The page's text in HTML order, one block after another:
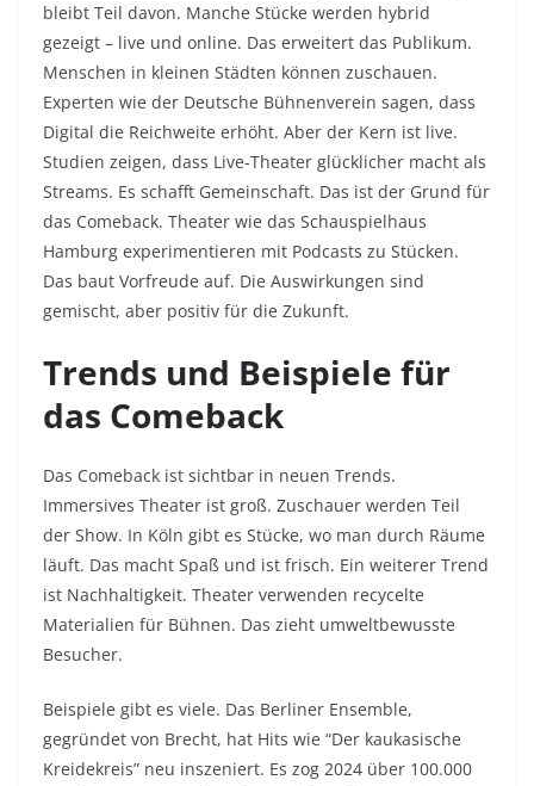
bleibt Teil davon. Manche Stücke werden hybrid
gezeigt – live und online. Das erweitert das Publikum.
Menschen in kleinen Städten können zuschauen.
Experten wie der Deutsche Bühnenverein sagen, dass
Digital die Reichweite erhöht. Aber der Kern ist live.
Studien zeigen, dass Live-Theater glücklicher macht als
Streams. Es schafft Gemeinschaft. Das ist der Grund für
das Comeback. Theater wie das Schauspielhaus
Hamburg experimentieren mit Podcasts zu Stücken.
Das baut Vorfreude auf. Die Auswirkungen sind
gemischt, aber positiv für die Zukunft.
Trends und Beispiele für
das Comeback
Das Comeback ist sichtbar in neuen Trends.
Immersives Theater ist groß. Zuschauer werden Teil
der Show. In Köln gibt es Stücke, wo man durch Räume
läuft. Das macht Spaß und ist frisch. Ein weiterer Trend
ist Nachhaltigkeit. Theater verwenden recycelte
Materialien für Bühnen. Das zieht umweltbewusste
Besucher.
Beispiele gibt es viele. Das Berliner Ensemble,
gegründet von Brecht, hat Hits wie “Der kaukasische
Kreidekreis” neu inszeniert. Es zog 2024 über 100.000